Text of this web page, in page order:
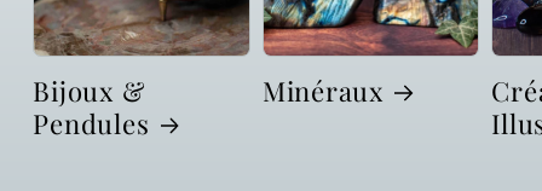
Bijoux &
Pendules
Minéraux